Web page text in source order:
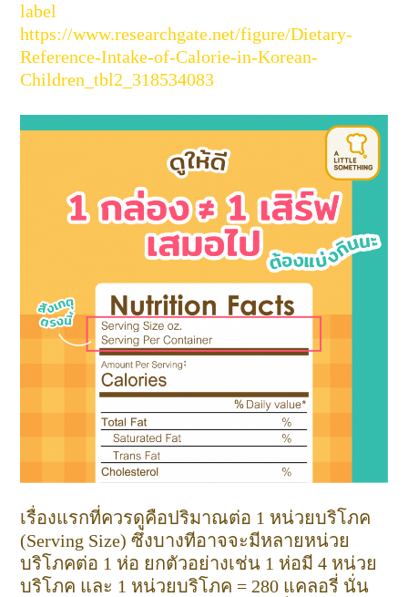
label
https://www.researchgate.net/figure/Dietary-
Reference-Intake-of-Calorie-in-Korean-
Children_tbl2_318534083
เรื่องแรกที่ควรดูคือปริมาณต่อ 1 หน่วยบริโภค
(Serving Size) ซึ่งบางทีอาจจะมีหลายหน่วย
บริโภคต่อ 1 ห่อ ยกตัวอย่างเช่น 1 ห่อมี 4 หน่วย
บริโภค และ 1 หน่วยบริโภค = 280 แคลอรี่ นั่น